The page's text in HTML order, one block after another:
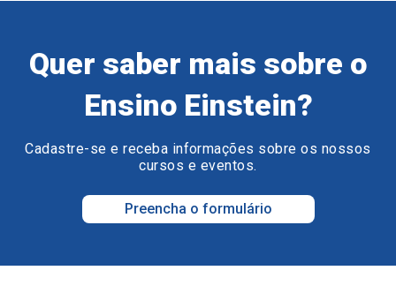
Quer saber mais sobre o
Ensino Einstein?
Cadastre-se e receba informações sobre os nossos
cursos e eventos.
Preencha o formulário